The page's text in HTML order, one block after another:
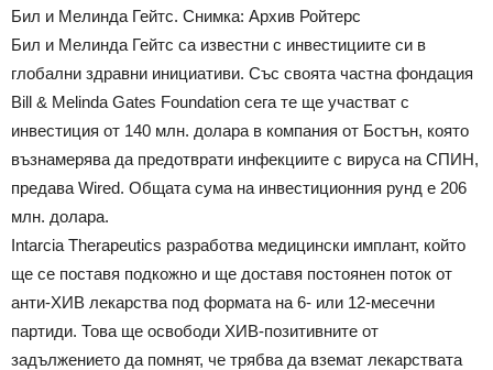
Бил и Мелинда Гейтс. Снимка: Архив Ройтерс
Бил и Мелинда Гейтс са известни с инвестициите си в
глобални здравни инициативи. Със своята частна фондация
Bill & Melinda Gates Foundation сега те ще участват с
инвестиция от 140 млн. долара в компания от Бостън, която
възнамерява да предотврати инфекциите с вируса на СПИН,
предава Wired. Общата сума на инвестиционния рунд е 206
млн. долара.
Intarcia Therapeutics разработва медицински имплант, който
ще се поставя подкожно и ще доставя постоянен поток от
анти-ХИВ лекарства под формата на 6- или 12-месечни
партиди. Това ще освободи ХИВ-позитивните от
задължението да помнят, че трябва да вземат лекарствата